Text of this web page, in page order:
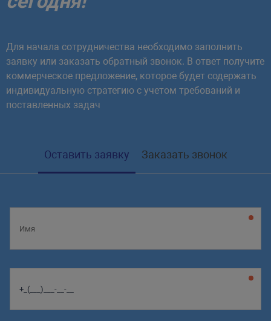
Для начала сотрудничества необходимо заполнить
заявку или заказать обратный звонок. В ответ получите
коммерческое предложение, которое будет содержать
индивидуальную стратегию с учетом требований и
поставленных задач
Оставить заявку Заказать звонок